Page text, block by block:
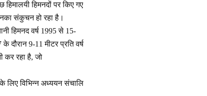
हिमालयी हिमनदों पर किए गए
संकुचन हो रहा है।
हिमनद वर्ष 1995 से 15-
दौरान 9-11 मीटर प्रति वर्ष
कर रहा है, जो
विभिन्न अध्ययन संचालि